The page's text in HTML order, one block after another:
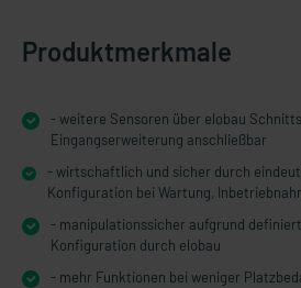
Produktmerkmale
- weitere Sensoren über elobau
Eingangserweiterung anschließbar
- wirtschaftlich und sicher durch
Konfiguration bei Wartung,
- manipulationssicher aufgrund
Konfiguration durch elobau
- mehr Funktionen bei weniger